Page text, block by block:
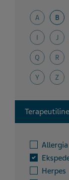
A B
I J
Q R
Y Z
Allergia
Herpes